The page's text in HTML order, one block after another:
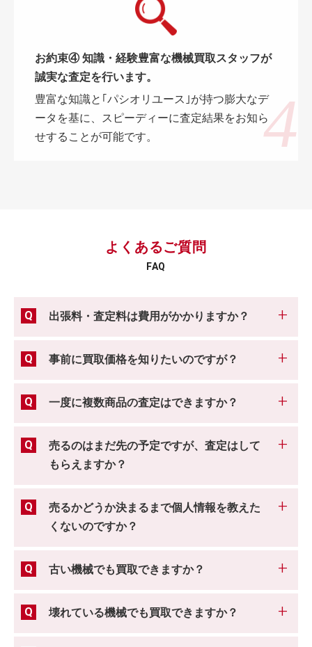
お約束④ 知識・経験豊富な機械買取スタッフが
誠実な査定を行います。
豊富な知識と｢パシオリユース｣が持つ膨大なデ
ータを基に、スピーディーに査定結果をお知ら
せすることが可能です。
よくあるご質問
FAQ
出張料・査定料は費用がかかりますか？
事前に買取価格を知りたいのですが？
一度に複数商品の査定はできますか？
売るのはまだ先の予定ですが、査定はして
もらえますか？
売るかどうか決まるまで個人情報を教えた
くないのですか？
古い機械でも買取できますか？
壊れている機械でも買取できますか？